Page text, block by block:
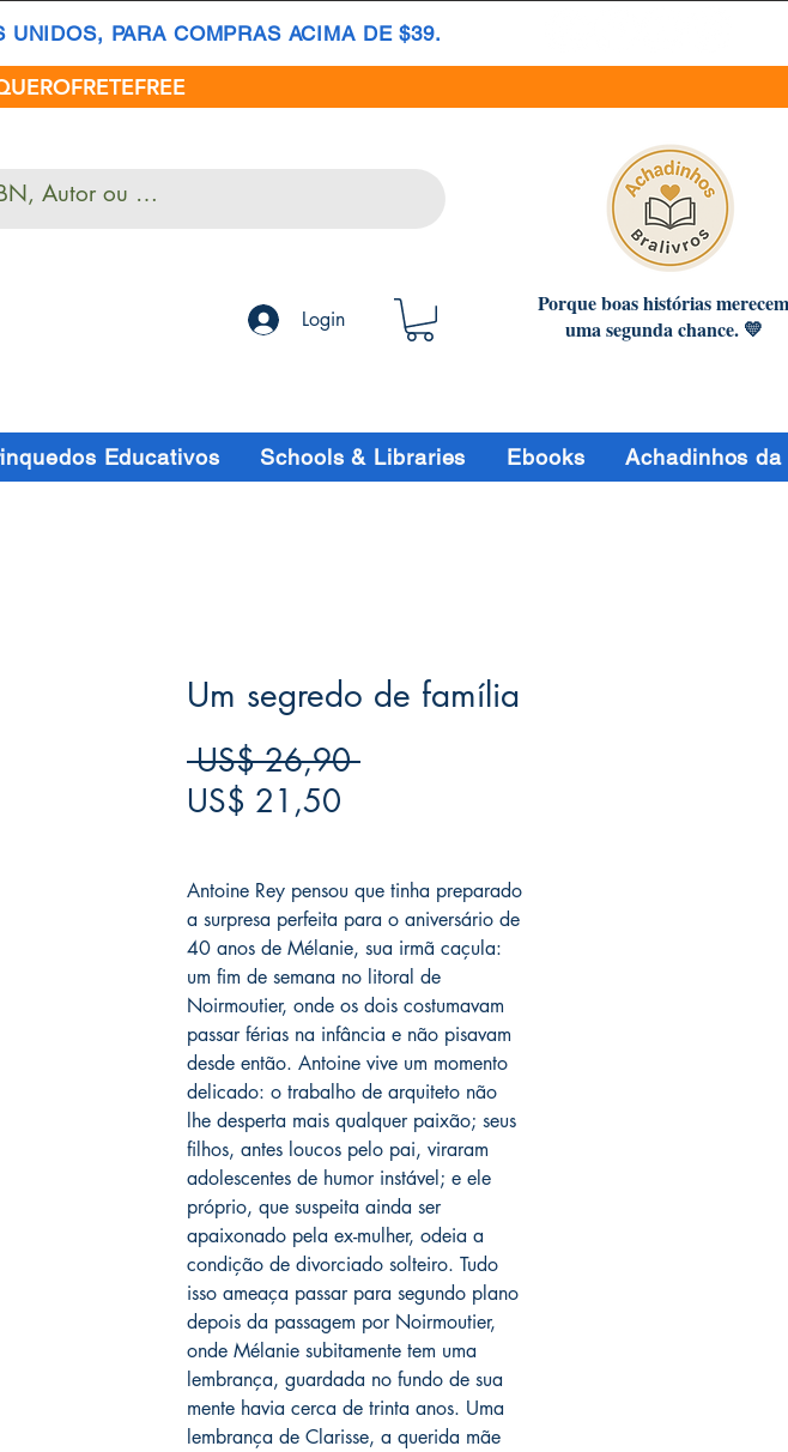
UNIDOS, PARA COMPRAS ACIMA DE $39.
Login
Porque boas histórias merecem
uma segunda chance. 💛
Educativos Schools & Libraries Ebooks Achadinhos
Um segredo de família
US$ 26,90 Preço
US$ 21,50
Antoine Rey pensou que tinha preparado
a surpresa perfeita para o aniversário de
40 anos de Mélanie, sua irmã caçula:
um fim de semana no litoral de
Noirmoutier, onde os dois costumavam
passar férias na infância e não pisavam
desde então. Antoine vive um momento
delicado: o trabalho de arquiteto não
lhe desperta mais qualquer paixão; seus
filhos, antes loucos pelo pai, viraram
adolescentes de humor instável; e ele
próprio, que suspeita ainda ser
apaixonado pela ex-mulher, odeia a
condição de divorciado solteiro. Tudo
isso ameaça passar para segundo plano
depois da passagem por Noirmoutier,
onde Mélanie subitamente tem uma
lembrança, guardada no fundo de sua
mente havia cerca de trinta anos. Uma
lembrança de Clarisse, a querida mãe